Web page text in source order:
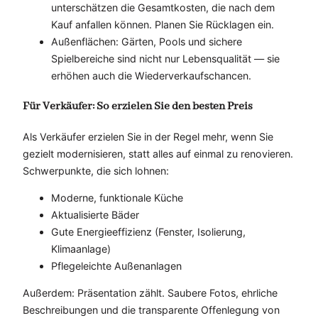
unterschätzen die Gesamtkosten, die nach dem
Kauf anfallen können. Planen Sie Rücklagen ein.
Außenflächen: Gärten, Pools und sichere
Spielbereiche sind nicht nur Lebensqualität — sie
erhöhen auch die Wiederverkaufschancen.
Für Verkäufer: So erzielen Sie den besten Preis
Als Verkäufer erzielen Sie in der Regel mehr, wenn Sie
gezielt modernisieren, statt alles auf einmal zu renovieren.
Schwerpunkte, die sich lohnen:
Moderne, funktionale Küche
Aktualisierte Bäder
Gute Energieeffizienz (Fenster, Isolierung,
Klimaanlage)
Pflegeleichte Außenanlagen
Außerdem: Präsentation zählt. Saubere Fotos, ehrliche
Beschreibungen und die transparente Offenlegung von